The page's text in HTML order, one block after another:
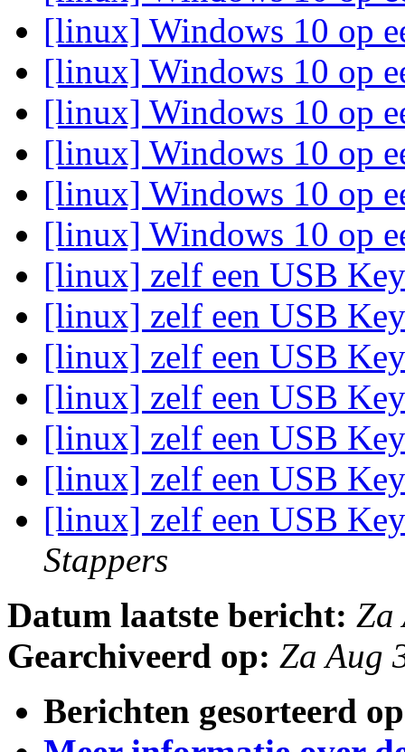
[linux] Windows 10 op
[linux] Windows 10 op
[linux] Windows 10 op
[linux] Windows 10 op
[linux] Windows 10 op
[linux] Windows 10 op
[linux] zelf een USB
[linux] zelf een USB
[linux] zelf een USB
[linux] zelf een USB
[linux] zelf een USB
[linux] zelf een USB
[linux] zelf een USB
Stappers
Datum laatste bericht: Za
Gearchiveerd op: Za Aug
Berichten gesorteerd